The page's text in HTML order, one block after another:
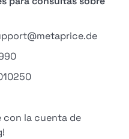
con la cuenta de